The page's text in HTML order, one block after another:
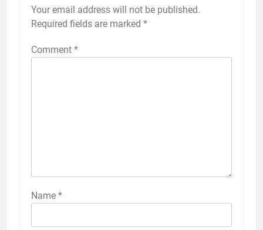
Your email address will not be published.
Required fields are marked *
Comment *
Name *